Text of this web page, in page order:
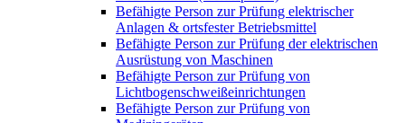
Befähigte Person zur Prüfung elektrischer
Anlagen & ortsfester Betriebsmittel
Befähigte Person zur Prüfung der elektrischen
Ausrüstung von Maschinen
Befähigte Person zur Prüfung von
Lichtbogenschweißeinrichtungen
Befähigte Person zur Prüfung von